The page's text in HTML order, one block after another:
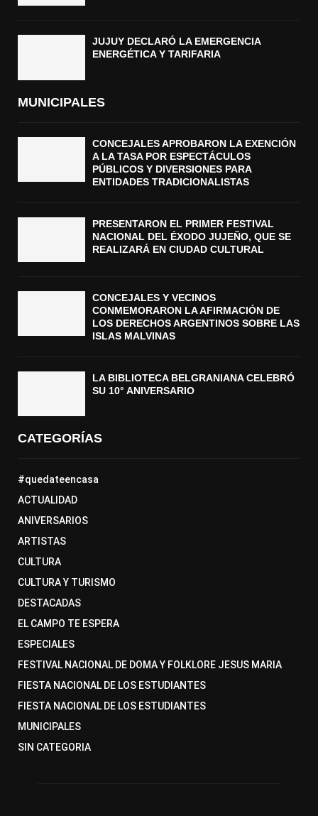
JUJUY DECLARÓ LA EMERGENCIA
ENERGÉTICA Y TARIFARIA
MUNICIPALES
CONCEJALES APROBARON LA EXENCIÓN
A LA TASA POR ESPECTÁCULOS
PÚBLICOS Y DIVERSIONES PARA
ENTIDADES TRADICIONALISTAS
PRESENTARON EL PRIMER FESTIVAL
NACIONAL DEL ÉXODO JUJEÑO, QUE SE
REALIZARÁ EN CIUDAD CULTURAL
CONCEJALES Y VECINOS
CONMEMORARON LA AFIRMACIÓN DE
LOS DERECHOS ARGENTINOS SOBRE LAS
ISLAS MALVINAS
LA BIBLIOTECA BELGRANIANA CELEBRÓ
SU 10° ANIVERSARIO
CATEGORÍAS
#quedateencasa
ACTUALIDAD
ANIVERSARIOS
ARTISTAS
CULTURA
CULTURA Y TURISMO
DESTACADAS
EL CAMPO TE ESPERA
ESPECIALES
FESTIVAL NACIONAL DE DOMA Y FOLKLORE JESUS MARIA
FIESTA NACIONAL DE LOS ESTUDIANTES
FIESTA NACIONAL DE LOS ESTUDIANTES
MUNICIPALES
SIN CATEGORIA